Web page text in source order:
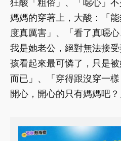
媽媽的穿著上，大酸：「
度真厲害」、「看了真噁
我是她老公，絕對無法接
孩看起來最可憐了，只是
而已」、「穿得跟沒穿一
開心，開心的只有媽媽吧？